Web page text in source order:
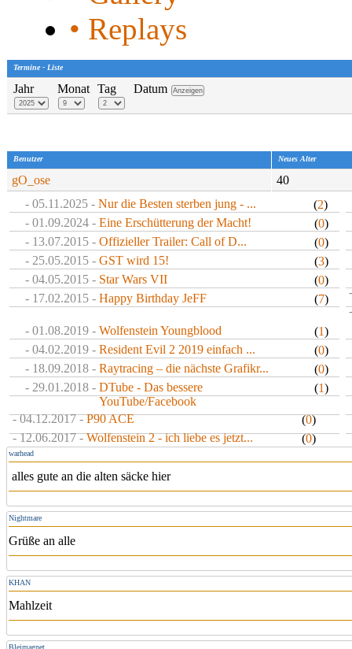
• Replays
Termine - Liste
Datum
Jahr Monat Tag
Benutzer Neues Alter
gO_ose
40
- 05.11.2025 - Nur die Besten sterben jung - ... (2)
- 01.09.2024 - Eine Erschütterung der Macht! (0)
- 13.07.2015 - Offizieller Trailer: Call of D... (0)
- 25.05.2015 - GST wird 15! (3)
- 04.05.2015 - Star Wars VII (0)
- 17.02.2015 - Happy Birthday JeFF (7)
- 01.08.2019 - Wolfenstein Youngblood (1)
- 04.02.2019 - Resident Evil 2 2019 einfach ... (0)
- 18.09.2018 - Raytracing – die nächste Grafikr... (0)
- 29.01.2018 - DTube - Das bessere
YouTube/Facebook
(1)
- 04.12.2017 - P90 ACE (0)
- 12.06.2017 - Wolfenstein 2 - ich liebe es jetzt... (0)
warhead
alles gute an die alten säcke hier
Nightmare
Grüße an alle
KHAN
Mahlzeit
Bleimagnet